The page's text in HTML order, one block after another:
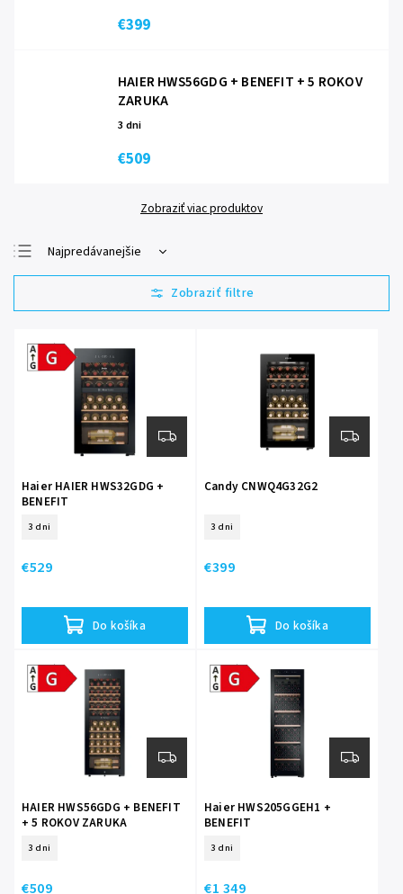
€399
HAIER HWS56GDG + BENEFIT + 5 ROKOV
ZARUKA
3 dni
€509
Zobraziť viac produktov
Najpredávanejšie
Najlacnejšie
Najdrahšie
Abecedne
Energetická
trieda G
Haier HAIER HWS32GDG +
BENEFIT
3 dni
€529
Do košíka
Candy CNWQ4G32G2
3 dni
€399
Do košíka
Energetická
trieda G
HAIER HWS56GDG + BENEFIT
+ 5 ROKOV ZARUKA
3 dni
€509
Energetická
trieda G
Haier HWS205GGEH1 +
BENEFIT
ROKOV ZÁRUKA NA
3 dni
€1 349